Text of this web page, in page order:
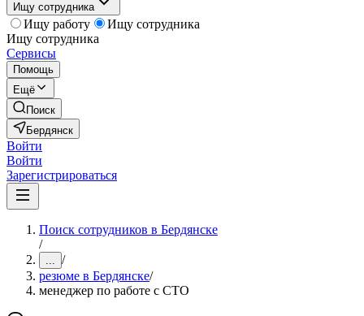
Ищу сотрудника
Ищу работу
Ищу сотрудника
Ищу сотрудника
Сервисы
Помощь
Ещё
Поиск
Бердянск
Войти
Войти
Зарегистрироваться
Поиск сотрудников в Бердянске
/
... /
резюме в Бердянске/
менеджер по работе с СТО